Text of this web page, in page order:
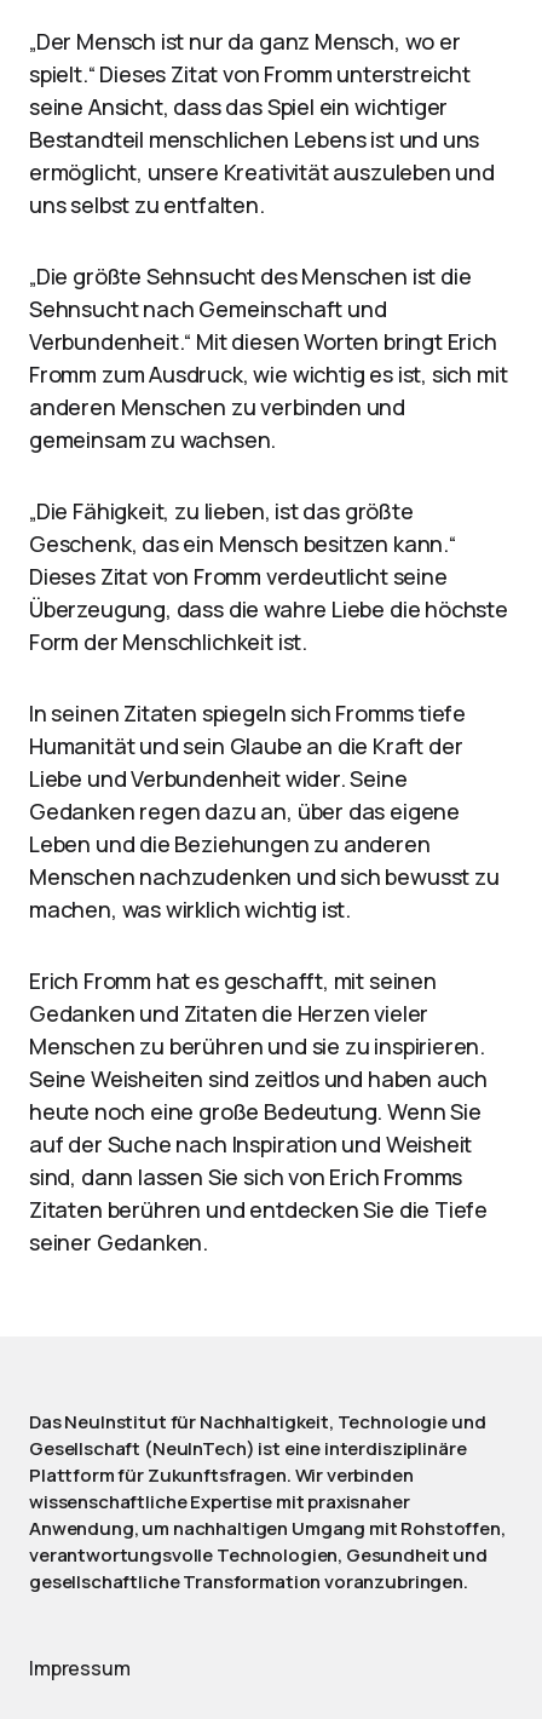
„Der Mensch ist nur da ganz Mensch, wo er
spielt.“ Dieses Zitat von Fromm unterstreicht
seine Ansicht, dass das Spiel ein wichtiger
Bestandteil menschlichen Lebens ist und uns
ermöglicht, unsere Kreativität auszuleben und
uns selbst zu entfalten.
„Die größte Sehnsucht des Menschen ist die
Sehnsucht nach Gemeinschaft und
Verbundenheit.“ Mit diesen Worten bringt Erich
Fromm zum Ausdruck, wie wichtig es ist, sich mit
anderen Menschen zu verbinden und
gemeinsam zu wachsen.
„Die Fähigkeit, zu lieben, ist das größte
Geschenk, das ein Mensch besitzen kann.“
Dieses Zitat von Fromm verdeutlicht seine
Überzeugung, dass die wahre Liebe die höchste
Form der Menschlichkeit ist.
In seinen Zitaten spiegeln sich Fromms tiefe
Humanität und sein Glaube an die Kraft der
Liebe und Verbundenheit wider. Seine
Gedanken regen dazu an, über das eigene
Leben und die Beziehungen zu anderen
Menschen nachzudenken und sich bewusst zu
machen, was wirklich wichtig ist.
Erich Fromm hat es geschafft, mit seinen
Gedanken und Zitaten die Herzen vieler
Menschen zu berühren und sie zu inspirieren.
Seine Weisheiten sind zeitlos und haben auch
heute noch eine große Bedeutung. Wenn Sie
auf der Suche nach Inspiration und Weisheit
sind, dann lassen Sie sich von Erich Fromms
Zitaten berühren und entdecken Sie die Tiefe
seiner Gedanken.
Das NeuInstitut für Nachhaltigkeit, Technologie und
Gesellschaft (NeuInTech) ist eine interdisziplinäre
Plattform für Zukunftsfragen. Wir verbinden
wissenschaftliche Expertise mit praxisnaher
Anwendung, um nachhaltigen Umgang mit Rohstoffen,
verantwortungsvolle Technologien, Gesundheit und
gesellschaftliche Transformation voranzubringen.
Impressum